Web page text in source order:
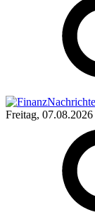
Freitag, 07.08.2026